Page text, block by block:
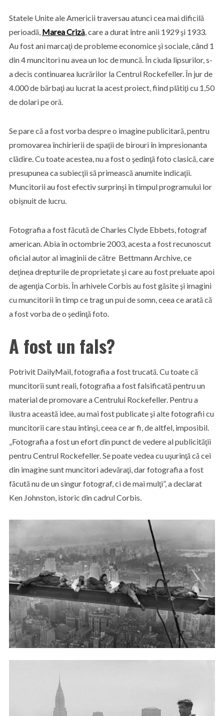
Statele Unite ale Americii traversau atunci cea mai dificilă
perioadă, Marea Criză, care a durat între anii 1929 şi 1933.
Au fost ani marcaţi de probleme economice şi sociale, când 1
din 4 muncitori nu avea un loc de muncă. În ciuda lipsurilor, s-
a decis continuarea lucrărilor la Centrul Rockefeller. În jur de
4.000 de bărbaţi au lucrat la acest proiect, fiind plătiţi cu 1,50
de dolari pe oră.
Se pare că a fost vorba despre o imagine publicitară, pentru
promovarea închirierii de spaţii de birouri în impresionanta
clădire. Cu toate acestea, nu a fost o şedinţă foto clasică, care
presupunea ca subiecţii să primească anumite indicaţii.
Muncitorii au fost efectiv surprinşi în timpul programului lor
obişnuit de lucru.
Fotografia a fost făcută de Charles Clyde Ebbets, fotograf
american. Abia în octombrie 2003, acesta a fost recunoscut
oficial autor al imaginii de către Bettmann Archive, ce
deţinea drepturile de proprietate şi care au fost preluate apoi
de agenţia Corbis. În arhivele Corbis au fost găsite şi imagini
cu muncitorii în timp ce trag un pui de somn, ceea ce arată că
a fost vorba de o şedinţă foto.
A fost un fals?
Potrivit DailyMail, fotografia a fost trucată. Cu toate că
muncitorii sunt reali, fotografia a fost falsificată pentru un
material de promovare a Centrului Rockefeller. Pentru a
ilustra această idee, au mai fost publicate şi alte fotografii cu
muncitorii care stau întinşi, ceea ce ar fi, de altfel, imposibil.
„Fotografia a fost un efort din punct de vedere al publicităţii
pentru Centrul Rockefeller. Se poate vedea cu uşurinţă că cei
din imagine sunt muncitori adevăraţi, dar fotografia a fost
făcută nu de un singur fotograf, ci de mai mulţi”, a declarat
Ken Johnston, istoric din cadrul Corbis.